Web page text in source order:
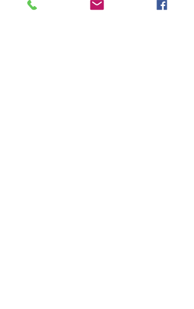
チケットの種類